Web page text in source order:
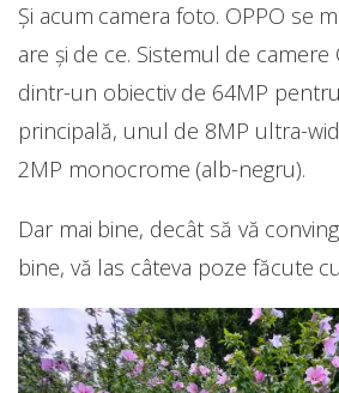
Și acum camera foto. OPPO se
are și de ce. Sistemul de
dintr-un obiectiv de 64MP
principală, unul de 8MP ultra-
2MP monocrome (alb-negru).
Dar mai bine, decât să vă
bine, vă las câteva poze făcute